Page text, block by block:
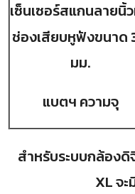
เซ็นเซอร์สแกนลายนิ้
ช่องเสียบหูฟังขนาด
มม.
แบตฯ ความจุ
สำหรับระบบกล้องดิ
XL จ